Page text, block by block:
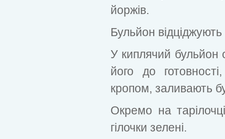
йоржів.
Бульйон
У киплячий бульйон
його до
кропом, заливають
Окремо на
гілочки зелені.